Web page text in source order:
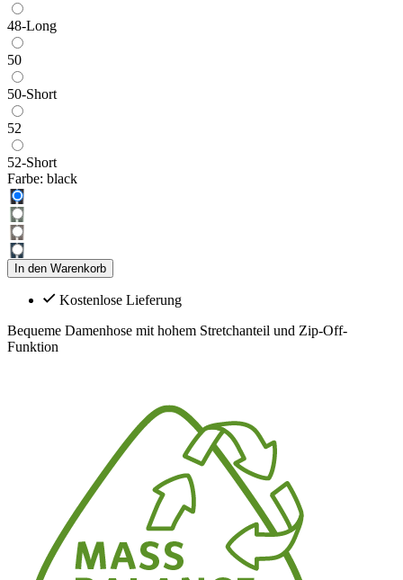
48-Long
50
50-Short
52
52-Short
Farbe: black
In den Warenkorb
Kostenlose Lieferung
Bequeme Damenhose mit hohem Stretchanteil und Zip-Off-
Funktion